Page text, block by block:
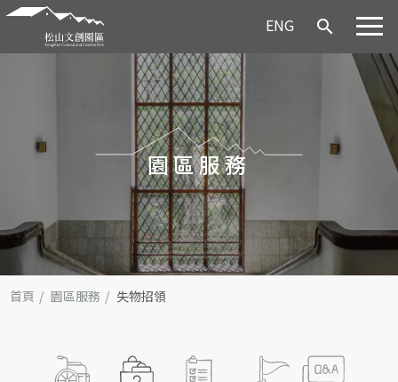
ENG search
園區服務
首頁 園區服務 失物招領